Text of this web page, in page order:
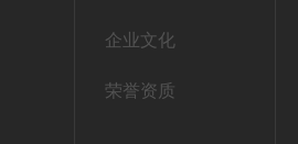
企业文化
荣誉资质